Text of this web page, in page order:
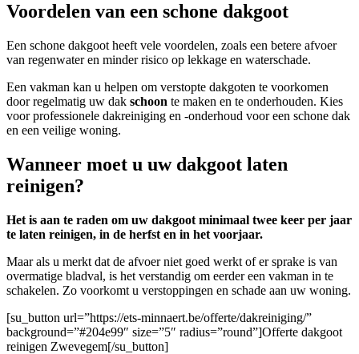
Voordelen van een schone dakgoot
Een schone dakgoot heeft vele voordelen, zoals een betere afvoer
van regenwater en minder risico op lekkage en waterschade.
Een vakman kan u helpen om verstopte dakgoten te voorkomen
door regelmatig uw dak schoon te maken en te onderhouden. Kies
voor professionele dakreiniging en -onderhoud voor een schone dak
en een veilige woning.
Wanneer moet u uw dakgoot laten
reinigen?
Het is aan te raden om uw dakgoot minimaal twee keer per jaar
te laten reinigen, in de herfst en in het voorjaar.
Maar als u merkt dat de afvoer niet goed werkt of er sprake is van
overmatige bladval, is het verstandig om eerder een vakman in te
schakelen. Zo voorkomt u verstoppingen en schade aan uw woning.
[su_button url=”https://ets-minnaert.be/offerte/dakreiniging/”
background=”#204e99″ size=”5″ radius=”round”]Offerte dakgoot
reinigen Zwevegem[/su_button]